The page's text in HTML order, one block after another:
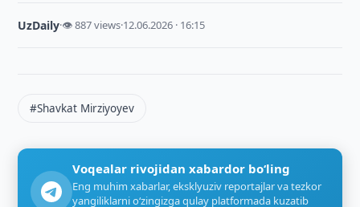
UzDaily·👁 887 views·12.06.2026 · 16:15
#Shavkat Mirziyoyev
Voqealar rivojidan xabardor bo‘ling
Eng muhim xabarlar, eksklyuziv reportajlar va tezkor
yangiliklarni o‘zingizga qulay platformada kuzatib